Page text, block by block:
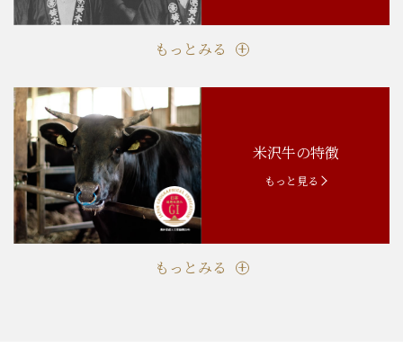
もっとみる
米沢牛の特徴
もっと見る
もっとみる